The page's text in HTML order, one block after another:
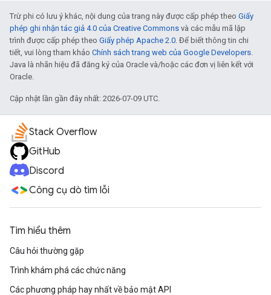
Trừ phi có lưu ý khác, nội dung của trang này được cấp phép theo Giấy
phép ghi nhận tác giả 4.0 của Creative Commons và các mẫu mã lập
trình được cấp phép theo Giấy phép Apache 2.0. Để biết thông tin chi
tiết, vui lòng tham khảo Chính sách trang web của Google Developers.
Java là nhãn hiệu đã đăng ký của Oracle và/hoặc các đơn vị liên kết với
Oracle.
Cập nhật lần gần đây nhất: 2026-07-09 UTC.
Stack Overflow
GitHub
Discord
Công cụ dò tìm lỗi
Tìm hiểu thêm
Câu hỏi thường gặp
Trình khám phá các chức năng
Các phương pháp hay nhất về bảo mật API